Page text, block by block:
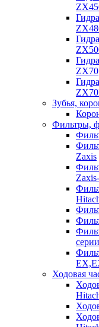
ZX70
Зубья,
Фильтры,
Zaxis
серии
Ходовая